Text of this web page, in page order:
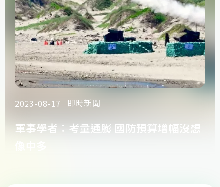
2023-08-17 即時新聞
軍事學者︰考量通膨 國防預算增幅沒想